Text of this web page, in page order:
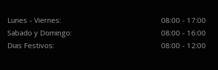
Lunes - Viernes:
08:00 - 17:00
Sabado y Domingo:
08:00 - 16:00
Dias Festivos:
08:00 - 12:00